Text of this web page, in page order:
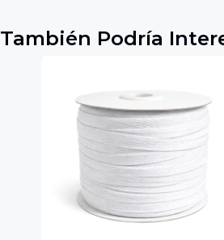
También Podría